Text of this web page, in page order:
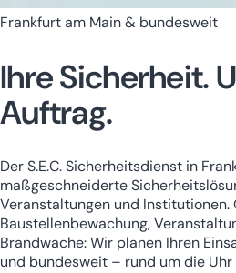
Hessen
Frankfurt am Main & bundesweit
Ihre Sicherheit.
Auftrag.
Der S.E.C. Sicherheitsdienst in
maßgeschneiderte
Veranstaltungen und Institutionen.
Baustellenbewachung,
Brandwache: Wir planen Ihren
und bundesweit – rund um die